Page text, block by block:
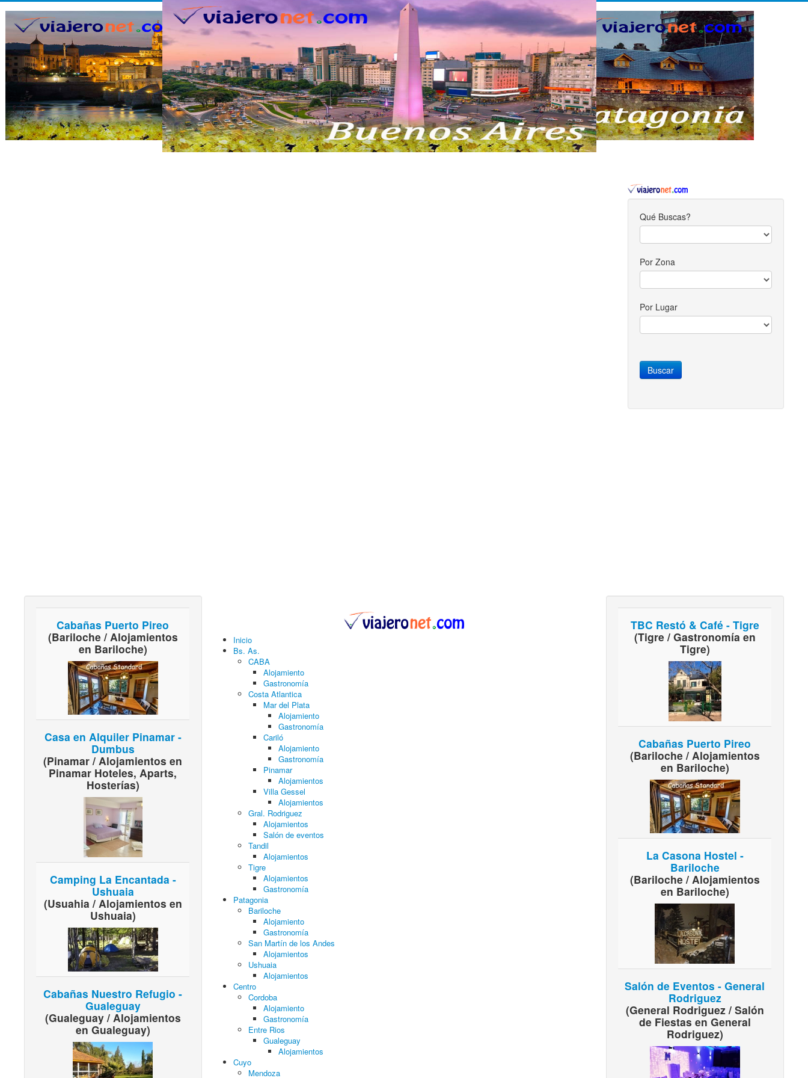
Qué Buscas?
Por Zona
Por Lugar
Cabañas Puerto Pireo
(Bariloche / Alojamientos
en Bariloche)
Casa en Alquiler Pinamar -
Dumbus
(Pinamar / Alojamientos en
Pinamar Hoteles, Aparts,
Hosterías)
Camping La Encantada -
Ushuaia
(Usuahia / Alojamientos en
Ushuaia)
Cabañas Nuestro Refugio -
Gualeguay
(Gualeguay / Alojamientos
en Gualeguay)
Inicio
Bs. As.
CABA
Alojamiento
Gastronomía
Costa Atlantica
Mar del Plata
Alojamiento
Gastronomía
Cariló
Alojamiento
Gastronomía
Pinamar
Alojamientos
Villa Gessel
Alojamientos
Gral. Rodriguez
Alojamientos
Salón de eventos
Tandil
Alojamientos
Tigre
Alojamientos
Gastronomía
Patagonia
Bariloche
Alojamiento
Gastronomía
San Martín de los Andes
Alojamientos
Ushuaia
Alojamientos
Centro
Cordoba
Alojamiento
Gastronomía
Entre Rios
Gualeguay
Alojamientos
Cuyo
Mendoza
TBC Restó & Café - Tigre
(Tigre / Gastronomía en
Tigre)
Cabañas Puerto Pireo
(Bariloche / Alojamientos
en Bariloche)
La Casona Hostel -
Bariloche
(Bariloche / Alojamientos
en Bariloche)
Salón de Eventos - General
Rodriguez
(General Rodriguez / Salón
de Fiestas en General
Rodriguez)